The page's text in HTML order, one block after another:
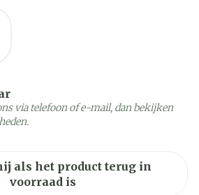
larger image
als het product terug in
voorraad is
via telefoon of e-mail, dan bekijken